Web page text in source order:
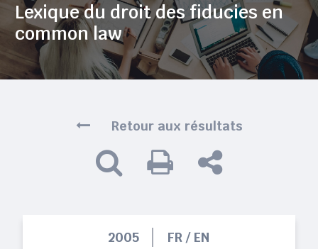
Lexique du droit des fiducies en
common law
Retour aux résultats
2005
FR / EN